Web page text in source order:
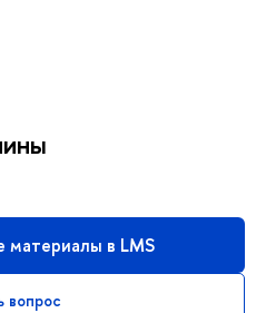
в LMS
вопрос